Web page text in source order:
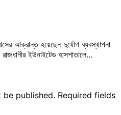
আক্রান্ত হয়েছেন দুর্যোগ ব্যবস্থাপনা
ইউনাইটেড হাসপাতালে…
be published. Required fields